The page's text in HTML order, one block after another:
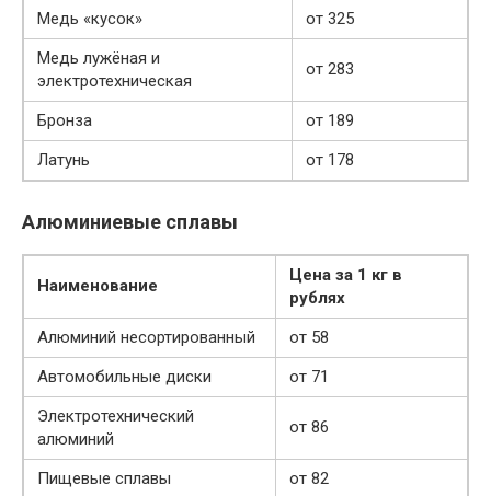
Медь «кусок»
от 325
Медь лужёная и
электротехническая
от 283
Бронза
от 189
Латунь
от 178
Алюминиевые сплавы
Наименование
Цена за 1 кг в
рублях
Алюминий несортированный
от 58
Автомобильные диски
от 71
Электротехнический
алюминий
от 86
Пищевые сплавы от 82